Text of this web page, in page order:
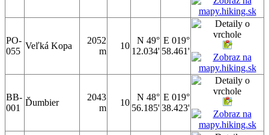
PO-
055
Veľká Kopa
2052
m
10
N 49°
12.034'
E 019°
58.461'
BB-
001
Ďumbier
2043
m
10
N 48°
56.185'
E 019°
38.423'